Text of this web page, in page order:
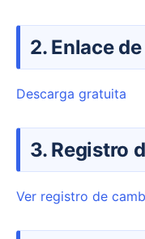
2. Enlace
Descarga gratuita
3. Registro
Ver registro de